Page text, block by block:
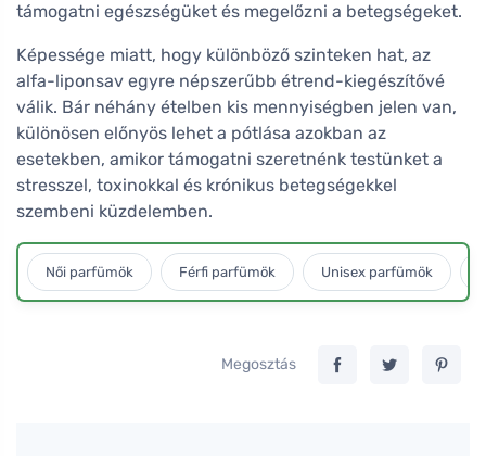
támogatni egészségüket és megelőzni a betegségeket.
Képessége miatt, hogy különböző szinteken hat, az
alfa-liponsav egyre népszerűbb étrend-kiegészítővé
válik. Bár néhány ételben kis mennyiségben jelen van,
különösen előnyös lehet a pótlása azokban az
esetekben, amikor támogatni szeretnénk testünket a
stresszel, toxinokkal és krónikus betegségekkel
szembeni küzdelemben.
Női parfümök Férfi parfümök Unisex parfümök
Megosztás